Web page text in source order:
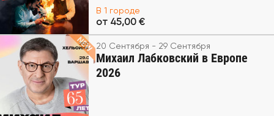
В 1 городе
от 45,00 €
20 Сентября - 29 Сентября
Михаил Лабковский в Европе
2026